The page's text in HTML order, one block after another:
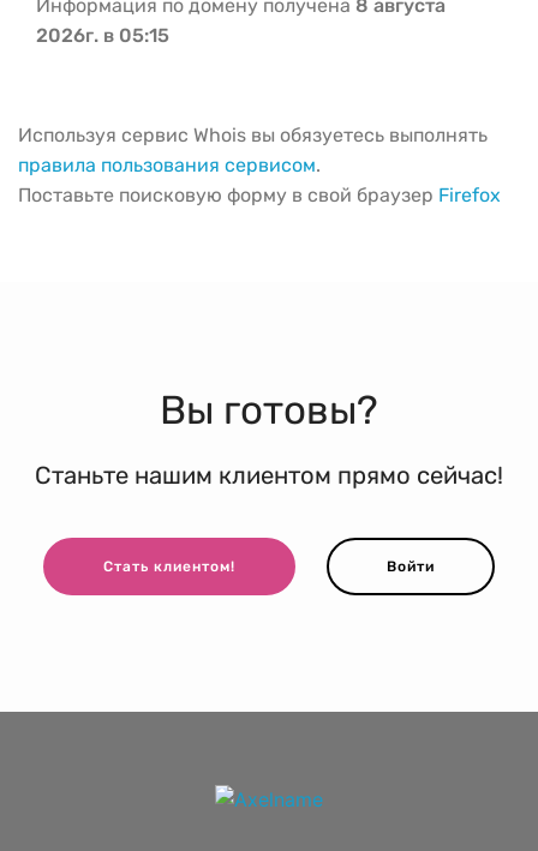
Информация по домену получена 8 августа
2026г. в 05:15
Используя сервис Whois вы обязуетесь выполнять
правила пользования сервисом.
Поставьте поисковую форму в свой браузер Firefox
Вы готовы?
Станьте нашим клиентом прямо сейчас!
Стать клиентом! Войти